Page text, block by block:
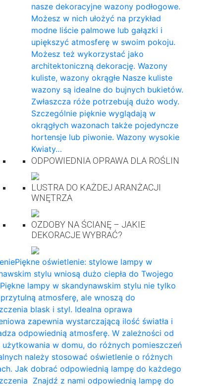
nasze dekoracyjne wazony podłogowe.
Możesz w nich ułożyć na przykład
modne liście palmowe lub gałązki i
upiększyć atmosferę w swoim pokoju.
Możesz też wykorzystać jako
architektoniczną dekorację. Wazony
kuliste, wazony okrągłe Nasze kuliste
wazony są idealne do bujnych bukietów.
Zwłaszcza róże potrzebują dużo wody.
Szczególnie pięknie wyglądają w
okrągłych wazonach także pojedyncze
hortensje lub piwonie. Wazony wysokie
Kwiaty…
ODPOWIEDNIA OPRAWA DLA ROŚLIN
LUSTRA DO KAŻDEJ ARANŻACJI
WNĘTRZA
OZDOBY NA ŚCIANĘ – JAKIE
DEKORACJE WYBRAĆ?
Piękne oświetlenie: stylowe lampy w
stylu wniosą dużo ciepła do Twojego
lampy w skandynawskim stylu nie tylko
atmosferę, ale wnoszą do
blask i styl. Idealna oprawa
zapewnia wystarczającą ilość światła i
odpowiednią atmosferę. W zależności od
użytkowania w domu, do różnych pomieszczeń
należy stosować oświetlenie o różnych
Jak dobrać odpowiednią lampę do każdego
Znajdź z nami odpowiednią lampę do